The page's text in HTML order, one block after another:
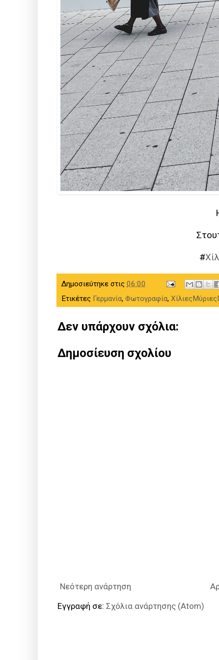
#
Δημοσιεύτηκε στις 06:00
Ετικέτες Γερμανία, Φωτογραφία,
Δεν υπάρχουν σχόλια:
Δημοσίευση σχολίου
Νεότερη ανάρτηση
Εγγραφή σε: Σχόλια ανάρτησης (Atom)